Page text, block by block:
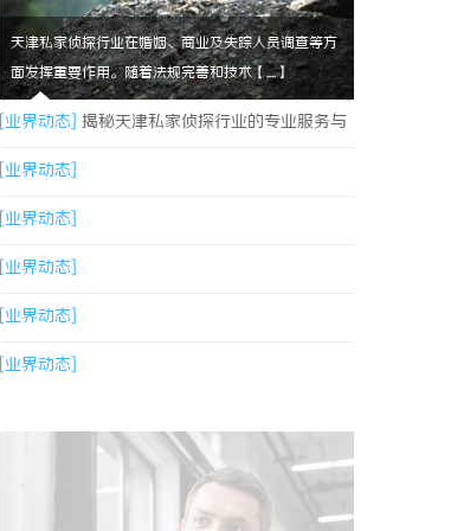
天津私家侦探行业在婚姻、商业及失踪人员调查等方
面发挥重要作用。随着法规完善和技术【....】
[业界动态] 揭秘天津私家侦探行业的专业服务与
发展趋势
[业界动态]
[业界动态]
[业界动态]
[业界动态]
[业界动态]